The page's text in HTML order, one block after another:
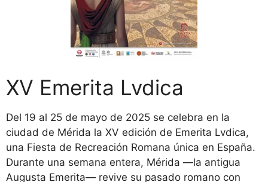
XV Emerita Lvdica
Del 19 al 25 de mayo de 2025 se celebra en la
ciudad de Mérida la XV edición de Emerita Lvdica,
una Fiesta de Recreación Romana única en España.
Durante una semana entera, Mérida —la antigua
Augusta Emerita— revive su pasado romano con